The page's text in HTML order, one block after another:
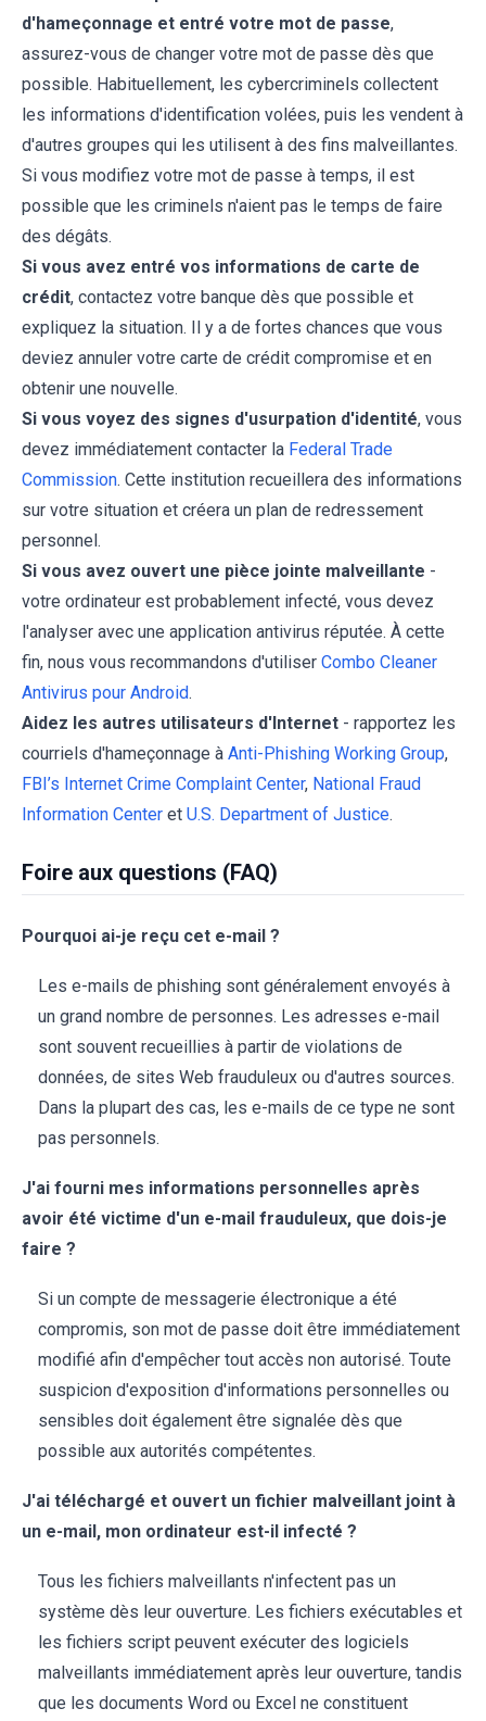
d'hameçonnage et entré votre mot de passe,
assurez-vous de changer votre mot de passe dès que
possible. Habituellement, les cybercriminels collectent
les informations d'identification volées, puis les vendent à
d'autres groupes qui les utilisent à des fins malveillantes.
Si vous modifiez votre mot de passe à temps, il est
possible que les criminels n'aient pas le temps de faire
des dégâts.
Si vous avez entré vos informations de carte de
crédit, contactez votre banque dès que possible et
expliquez la situation. Il y a de fortes chances que vous
deviez annuler votre carte de crédit compromise et en
obtenir une nouvelle.
Si vous voyez des signes d'usurpation d'identité, vous
devez immédiatement contacter la Federal Trade
Commission. Cette institution recueillera des informations
sur votre situation et créera un plan de redressement
personnel.
Si vous avez ouvert une pièce jointe malveillante -
votre ordinateur est probablement infecté, vous devez
l'analyser avec une application antivirus réputée. À cette
fin, nous vous recommandons d'utiliser Combo Cleaner
Antivirus pour Android.
Aidez les autres utilisateurs d'Internet - rapportez les
courriels d'hameçonnage à Anti-Phishing Working Group,
FBI’s Internet Crime Complaint Center, National Fraud
Information Center et U.S. Department of Justice.
Foire aux questions (FAQ)
Pourquoi ai-je reçu cet e-mail ?
Les e-mails de phishing sont généralement envoyés à
un grand nombre de personnes. Les adresses e-mail
sont souvent recueillies à partir de violations de
données, de sites Web frauduleux ou d'autres sources.
Dans la plupart des cas, les e-mails de ce type ne sont
pas personnels.
J'ai fourni mes informations personnelles après
avoir été victime d'un e-mail frauduleux, que dois-je
faire ?
Si un compte de messagerie électronique a été
compromis, son mot de passe doit être immédiatement
modifié afin d'empêcher tout accès non autorisé. Toute
suspicion d'exposition d'informations personnelles ou
sensibles doit également être signalée dès que
possible aux autorités compétentes.
J'ai téléchargé et ouvert un fichier malveillant joint à
un e-mail, mon ordinateur est-il infecté ?
Tous les fichiers malveillants n'infectent pas un
système dès leur ouverture. Les fichiers exécutables et
les fichiers script peuvent exécuter des logiciels
malveillants immédiatement après leur ouverture, tandis
que les documents Word ou Excel ne constituent